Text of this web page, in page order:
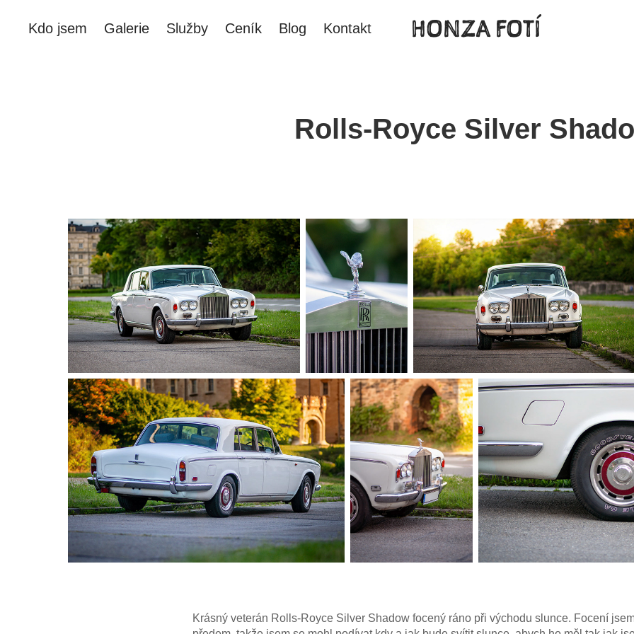
Kdo jsem Galerie Služby Ceník Blog Kontakt HONZA FOTÍ
Rolls-Royce Silver
Krásný veterán Rolls-Royce Silver Shadow focený ráno při východu slunce. Focení